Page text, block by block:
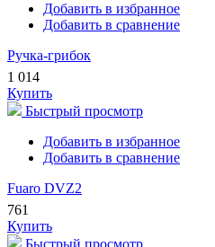
Добавить в избранное
Добавить в сравнение
Ручка-грибок
1 014
Купить
Быстрый просмотр
Добавить в избранное
Добавить в сравнение
Fuaro DVZ2
761
Купить